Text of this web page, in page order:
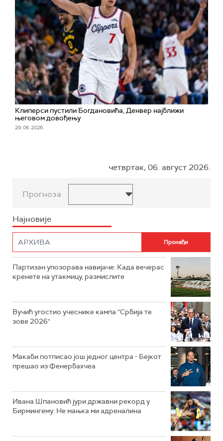
Клиперси пустили Богдановића, Денвер најближи
његовом довођењу
29. 06. 2026.
четвртак, 06. август 2026.
Прогноза
Најновије
Партизан упозорава навијаче: Када вечерас
кренете на утакмицу, размислите
Вучић угостио учеснике кампа "Србија те
зове 2026"
Макаби потписао још једног центра - Бејкот
прешао из Фенербахчеа
Ивана Шпановић јури државни рекорд у
Бирмингему: Не мањка ми адреналина